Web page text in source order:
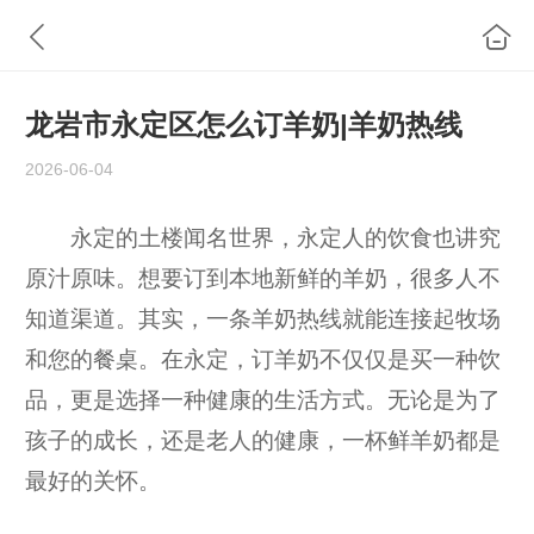
龙岩市永定区怎么订羊奶|羊奶热线
2026-06-04
永定的土楼闻名世界，永定人的饮食也讲究
原汁原味。想要订到本地新鲜的羊奶，很多人不
知道渠道。其实，一条羊奶热线就能连接起牧场
和您的餐桌。在永定，订羊奶不仅仅是买一种饮
品，更是选择一种健康的生活方式。无论是为了
孩子的成长，还是老人的健康，一杯鲜羊奶都是
最好的关怀。